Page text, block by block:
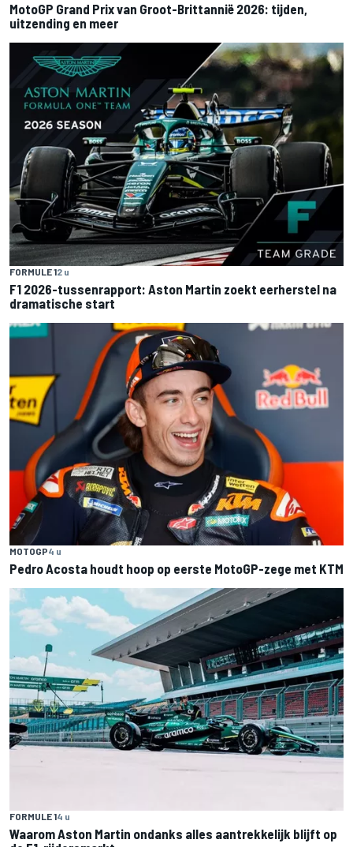
MotoGP Grand Prix van Groot-Brittannië 2026: tijden,
uitzending en meer
FORMULE 12 u
F1 2026-tussenrapport: Aston Martin zoekt eerherstel na
dramatische start
MOTOGP4 u
Pedro Acosta houdt hoop op eerste MotoGP-zege met KTM
FORMULE 14 u
Waarom Aston Martin ondanks alles aantrekkelijk blijft op